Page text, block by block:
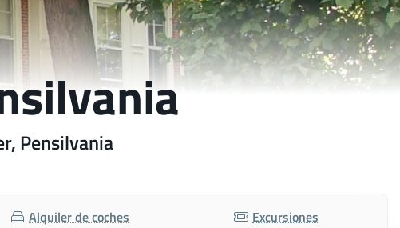
Pensilvania
Alquiler de coches Excursiones